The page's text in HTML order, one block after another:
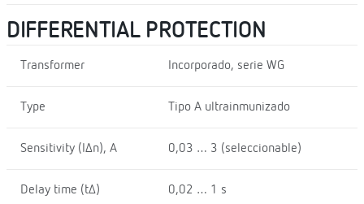
DIFFERENTIAL PROTECTION
Transformer Incorporado, serie WG
Type Tipo A ultrainmunizado
Sensitivity (I∆n), A 0,03 … 3 (seleccionable)
Delay time (t∆)
0,02 … 1 s